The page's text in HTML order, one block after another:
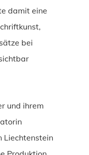
damit eine
bei
und ihrem
Liechtenstein